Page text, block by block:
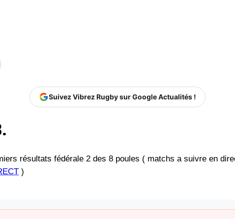
Suivez Vibrez Rugby sur Google Actualités !
résultats fédérale 2 des 8 poules ( matchs a suivre en
)